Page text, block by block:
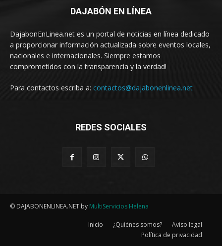
DAJABÓN EN LÍNEA
DajabonEnLinea.net es un portal de noticias en línea dedicado
a proporcionar información actualizada sobre eventos locales,
nacionales e internacionales. Siempre estamos
comprometidos con la transparencia y la verdad!
Para contactos escriba a: contactos@dajabonenlinea.net
REDES SOCIALES
© DAJABONENLINEA.NET by MultiServicios Helena
Inicio ¿Quiénes somos?
Aviso legal
Política de privacidad